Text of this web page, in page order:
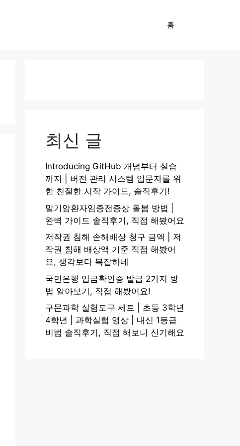
홈
최신 글
Introducing GitHub 개념부터 실습
까지 | 버전 관리 시스템 입문자를 위
한 친절한 시작 가이드, 솔직후기!
말기암환자임종전증상 돌봄 방법 |
완벽 가이드 솔직후기, 직접 해봤어요
저작권 침해 손해배상 청구 금액 | 저
작권 침해 배상액 기준 직접 해봤어
요, 생각보다 복잡하네
국민은행 입금확인증 발급 2가지 방
법 알아보기, 직접 해봤어요!
구몬과학 실험도구 세트 | 초등 3학년
4학년 | 과학실험 영상 | 내신 1등급
비법 솔직후기, 직접 해보니 신기해요